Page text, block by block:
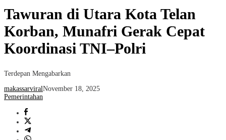
Tawuran di Utara Kota Telan
Korban, Munafri Gerak Cepat
Koordinasi TNI–Polri
Terdepan Mengabarkan
makassarviralNovember 18, 2025
Pemerintahan